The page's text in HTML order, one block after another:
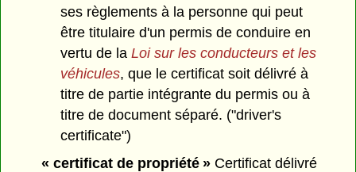
ses règlements à la personne qui peut
être titulaire d'un permis de conduire en
vertu de laLoi sur les conducteurs et les
véhicules, que le certificat soit délivré à
titre de partie intégrante du permis ou à
titre de document séparé. ("driver's
certificate")
« certificat de propriété »Certificat délivré